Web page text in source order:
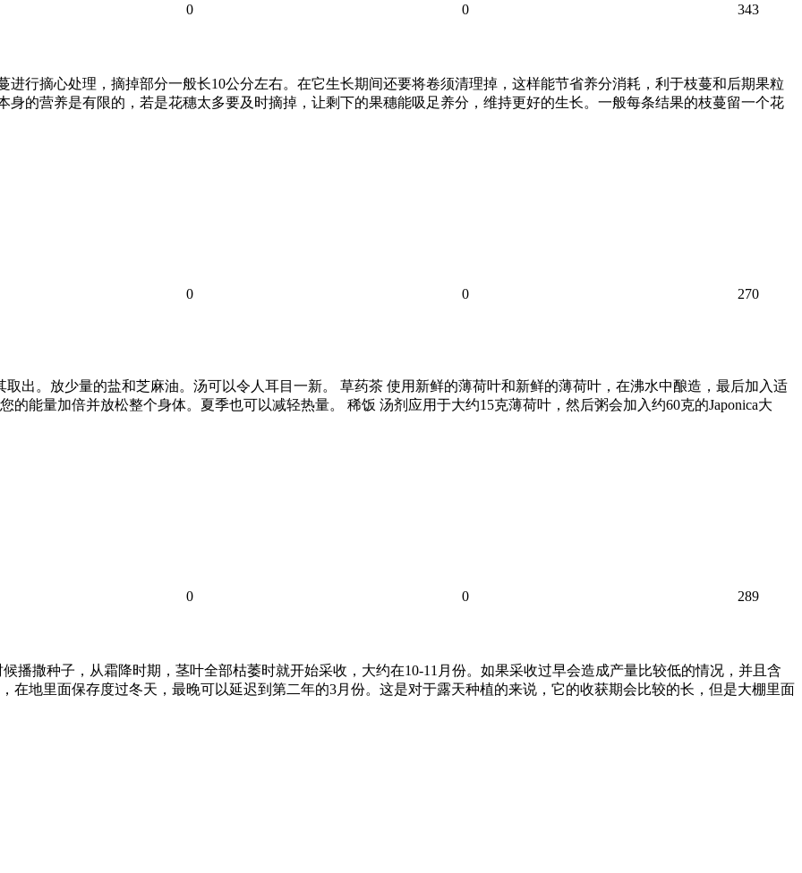
0 0 343
行摘心处理，摘掉部分一般长10公分左右。在它生长期间还要将卷须清理掉，这样能节省养分消耗，利于枝蔓和后期果粒
身的营养是有限的，若是花穗太多要及时摘掉，让剩下的果穗能吸足养分，维持更好的生长。一般每条结果的枝蔓留一个花
0 0 270
出。放少量的盐和芝麻油。汤可以令人耳目一新。 草药茶 使用新鲜的薄荷叶和新鲜的薄荷叶，在沸水中酿造，最后加入适
能量加倍并放松整个身体。夏季也可以减轻热量。 稀饭 汤剂应用于大约15克薄荷叶，然后粥会加入约60克的Japonica大
0 0 289
播撒种子，从霜降时期，茎叶全部枯萎时就开始采收，大约在10-11月份。如果采收过早会造成产量比较低的情况，并且含
在地里面保存度过冬天，最晚可以延迟到第二年的3月份。这是对于露天种植的来说，它的收获期会比较的长，但是大棚里面